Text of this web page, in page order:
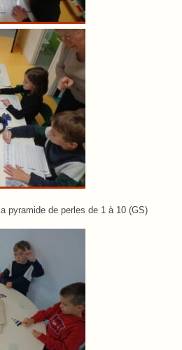
pyramide de perles de 1 à 10 (GS)